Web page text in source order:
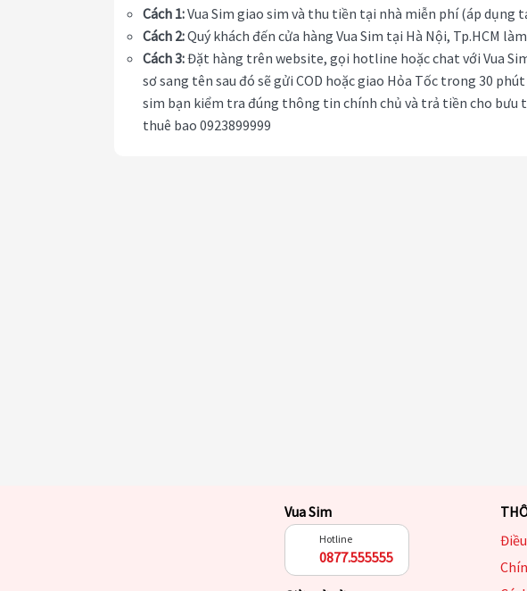
Cách 1:Vua Sim giao sim và thu tiền tại nhà miễn phí (áp dụng
Cách 2:Quý khách đến cửa hàng Vua Sim tại Hà Nội, Tp.HCM
Cách 3:Đặt hàng trên website, gọi hotline hoặc chat với Vua
sơ sang tên sau đó sẽ gửi COD hoặc giao Hỏa Tốc trong 30
sim bạn kiểm tra đúng thông tin chính chủ và trả tiền cho bưu
thuê bao 0923899999
Vua Sim
Hotline
0877.555555